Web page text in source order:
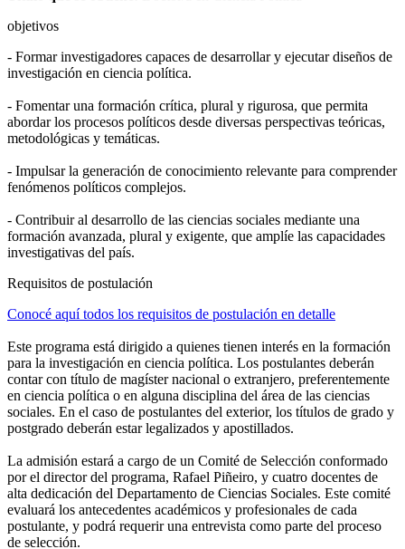
objetivos
- Formar investigadores capaces de desarrollar y ejecutar diseños de
investigación en ciencia política.
- Fomentar una formación crítica, plural y rigurosa, que permita
abordar los procesos políticos desde diversas perspectivas teóricas,
metodológicas y temáticas.
- Impulsar la generación de conocimiento relevante para comprender
fenómenos políticos complejos.
- Contribuir al desarrollo de las ciencias sociales mediante una
formación avanzada, plural y exigente, que amplíe las capacidades
investigativas del país.
Requisitos de postulación
Conocé aquí todos los requisitos de postulación en detalle
Este programa está dirigido a quienes tienen interés en la formación
para la investigación en ciencia política. Los postulantes deberán
contar con título de magíster nacional o extranjero, preferentemente
en ciencia política o en alguna disciplina del área de las ciencias
sociales. En el caso de postulantes del exterior, los títulos de grado y
postgrado deberán estar legalizados y apostillados.
La admisión estará a cargo de un Comité de Selección conformado
por el director del programa, Rafael Piñeiro, y cuatro docentes de
alta dedicación del Departamento de Ciencias Sociales. Este comité
evaluará los antecedentes académicos y profesionales de cada
postulante, y podrá requerir una entrevista como parte del proceso
de selección.